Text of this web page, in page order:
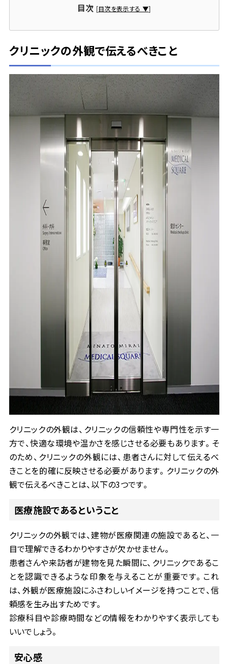
大昌工芸株式会社
TEL：082-291-6211 FAX：082-291-6216
目次 [目次を表示する ▼]
クリニックの外観で伝えるべきこと
クリニックの外観は、クリニックの信頼性や専門性を示す一
方で、快適な環境や温かさを感じさせる必要もあります。そ
のため、クリニックの外観には、患者さんに対して伝えるべ
きことを的確に反映させる必要があります。クリニックの外
観で伝えるべきことは、以下の3つです。
医療施設であるということ
クリニックの外観では、建物が医療関連の施設であると、一
目で理解できるわかりやすさが欠かせません。
患者さんや来訪者が建物を見た瞬間に、クリニックであるこ
とを認識できるような印象を与えることが重要です。これ
は、外観が医療施設にふさわしいイメージを持つことで、信
頼感を生み出すためです。
診療科目や診療時間などの情報をわかりやすく表示しても
いいでしょう。
安心感